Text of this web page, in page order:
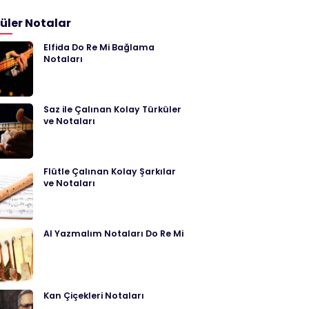
Notalar
Elfida Do Re Mi Bağlama
Notaları
Saz ile Çalınan Kolay Türküler
ve Notaları
Flütle Çalınan Kolay Şarkılar
ve Notaları
Al Yazmalım Notaları Do Re Mi
Kan Çiçekleri Notaları